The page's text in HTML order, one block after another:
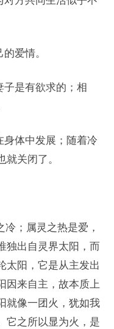
爱情。
子是有欲求的；相
身体中发展；随着冷
关闭了。
；属灵之热是爱，
独出自灵界太阳，而
太阳，它是从主发出
因来自主，故本质上
就像一团火，犹如我
它之所以显为火，是